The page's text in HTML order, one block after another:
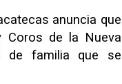
anuncia que
Coros de la Nueva
de familia que se